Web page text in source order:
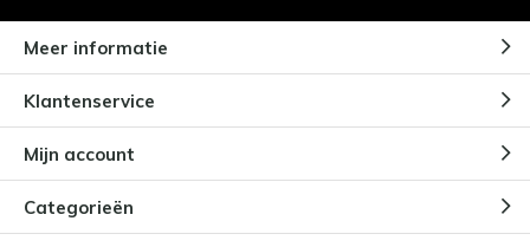
Meer informatie
Klantenservice
Mijn account
Categorieën